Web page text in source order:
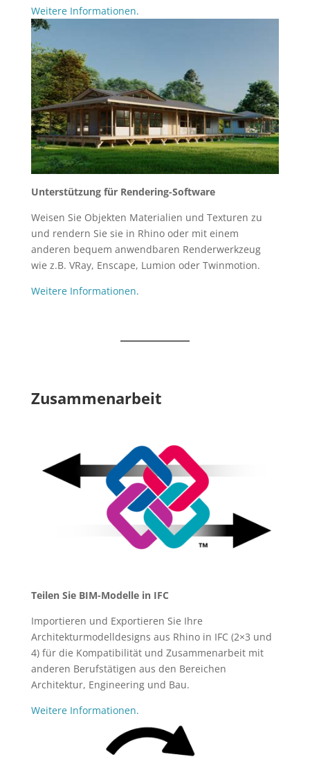
Weitere Informationen.
Unterstützung für Rendering-Software
Weisen Sie Objekten Materialien und Texturen zu
und rendern Sie sie in Rhino oder mit einem
anderen bequem anwendbaren Renderwerkzeug
wie z.B. VRay, Enscape, Lumion oder Twinmotion.
Weitere Informationen.
Zusammenarbeit
Teilen Sie BIM-Modelle in IFC
Importieren und Exportieren Sie Ihre
Architekturmodelldesigns aus Rhino in IFC (2×3 und
4) für die Kompatibilität und Zusammenarbeit mit
anderen Berufstätigen aus den Bereichen
Architektur, Engineering und Bau.
Weitere Informationen.